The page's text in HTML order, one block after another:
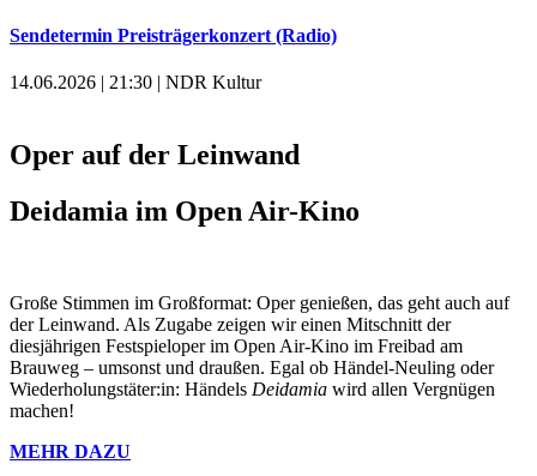
Sendetermin Preisträgerkonzert (Radio)
14.06.2026 | 21:30 | NDR Kultur
Oper auf der Leinwand
Deidamia im Open Air-Kino
Große Stimmen im Großformat: Oper genießen, das geht auch auf
der Leinwand. Als Zugabe zeigen wir einen Mitschnitt der
diesjährigen Festspieloper im Open Air-Kino im Freibad am
Brauweg – umsonst und draußen. Egal ob Händel-Neuling oder
Wiederholungstäter:in: Händels Deidamia wird allen Vergnügen
machen!
MEHR DAZU